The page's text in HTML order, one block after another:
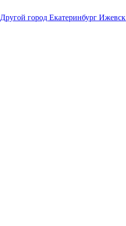
Другой город Екатеринбург Ижевск